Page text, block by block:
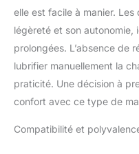
elle est facile à manier.
légèreté et son autonomie,
prolongées. L’absence de
lubrifier manuellement la
praticité. Une décision à
confort avec ce type de
Compatibilité et